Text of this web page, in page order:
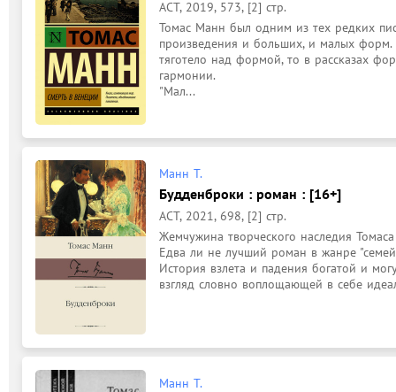
АСТ, 2019, 573, [2] стр.
Томас Манн был одним из тех редких
произведения и больших, и малых
тяготело над формой, то в рассказах
гармонии.
"Мал...
Манн Т.
Будденброки : роман : [16+]
АСТ, 2021, 698, [2] стр.
Жемчужина творческого наследия
Едва ли не лучший роман в жанре
История взлета и падения богатой и
взгляд словно воплощающей в себе
Манн Т.